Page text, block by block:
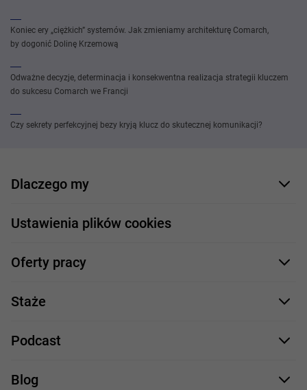
Koniec ery „ciężkich” systemów. Jak zmieniamy architekturę Comarch,
by dogonić Dolinę Krzemową
Odważne decyzje, determinacja i konsekwentna realizacja strategii kluczem
do sukcesu Comarch we Francji
Czy sekrety perfekcyjnej bezy kryją klucz do skutecznej komunikacji?
Dlaczego my
Nasi pracownicy
Nasze projekty
Profile zawodowe
Ustawienia plików cookies
Oferty pracy
Formularz aplikacyjny
.NET
C++
Staże
Staże IT
Podcast
Comarch Careers
Blog